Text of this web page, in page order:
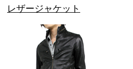
レザージャケット